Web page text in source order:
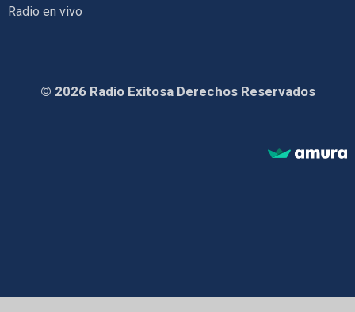
Radio en vivo
© 2026 Radio Exitosa Derechos Reservados